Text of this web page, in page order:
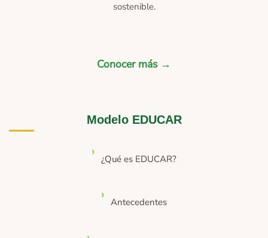
sostenible.
Conocer más →
Modelo EDUCAR
¿Qué es EDUCAR?
Antecedentes